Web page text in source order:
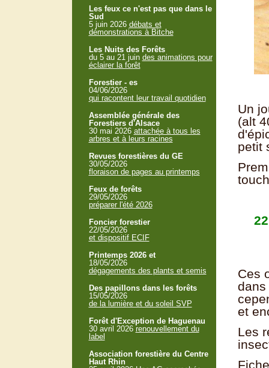
Un
(alt
petit
Ces
dans
et
Les
Les feux ce n'est pas que dans le
Sud
5 juin 2026 débats et
démonstrations à Bitche
Les Nuits des Forêts
du 5 au 21 juin des animations pour
éclairer la forêt
Forestier - es
04/06/2026
qui racontent leur travail quotidien
Assemblée générale des
Forestiers d'Alsace
30 mai 2026 attachée à tous les
arbres et à leurs racines
Revues forestières du GE
30/05/2026
floraison de pages au printemps
Feux de forêts
29/05/2026
préparer l'été 2026
Foncier forestier
22/05/2026
et dispositif ECIF
Printemps 2026 et
18/05/2026
dégagements des plants et semis
Des papillons dans les forêts
15/05/2026
de la lumière et du soleil SVP
Forêt d'Exception de Haguenau
30 avril 2026 renouvellement du
label
Association forestière du Centre
Haut Rhin